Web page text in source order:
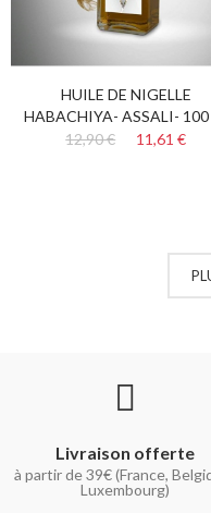
HUILE DE NIGELLE
HABACHIYA- ASSALI- 100
12,90 €
11,61 €
Livraison offerte
à partir de 39€ (France,
Luxembourg)